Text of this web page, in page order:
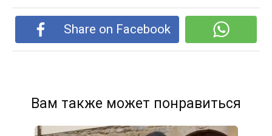
Share on Facebook
Вам также может понравиться